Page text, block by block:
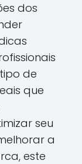
dos
de
que
seu
a
este